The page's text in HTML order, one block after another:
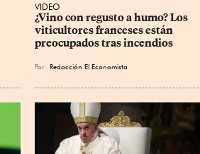
VIDEO
¿Vino con regusto a humo? Los
viticultores franceses están
preocupados tras incendios
Por Redacción El Economista